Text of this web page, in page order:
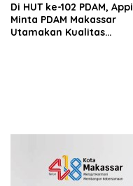
Di HUT ke-102 PDAM, Appi
Minta PDAM Makassar
Utamakan Kualitas